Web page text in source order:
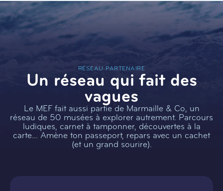
RÉSEAU PARTENAIRE
Un réseau qui fait des
vagues
Le MEF fait aussi partie de Marmaille & Co, un
réseau de 50 musées à explorer autrement. Parcours
ludiques, carnet à tamponner, découvertes à la
carte… Amène ton passeport, repars avec un cachet
(et un grand sourire).